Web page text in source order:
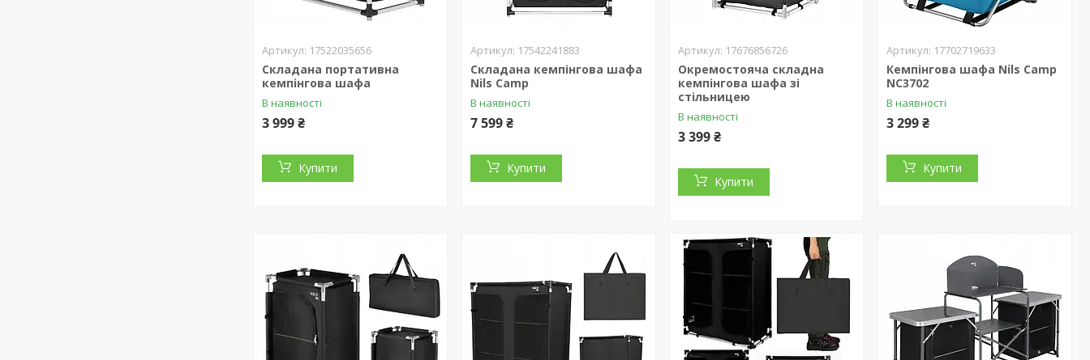
17522035656
Складана портативна
кемпінгова шафа
В наявності
3 999 ₴
Купити
17542241883
Складана кемпінгова шафа
Nils Camp
В наявності
7 599 ₴
Купити
17676856726
Окремостояча складна
кемпінгова шафа зі
стільницею
В наявності
3 399 ₴
Купити
17702719633
Кемпінгова шафа Nils Camp
NC3702
В наявності
3 299 ₴
Купити